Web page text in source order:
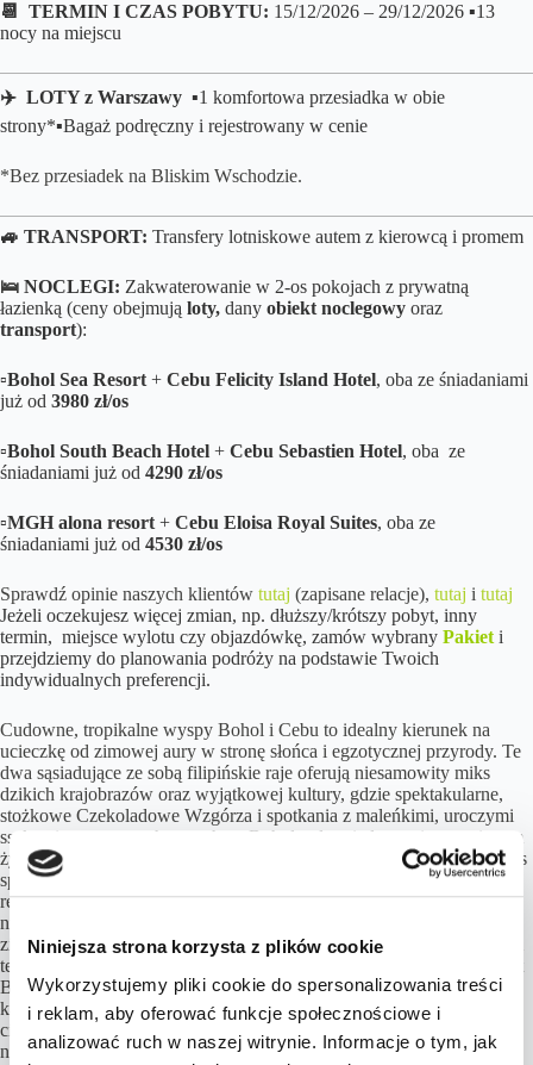
Niniejsza strona korzysta z plików cookie
Wykorzystujemy pliki cookie do spersonalizowania treści
i reklam, aby oferować funkcje społecznościowe i
analizować ruch w naszej witrynie. Informacje o tym, jak
📆 TERMIN I CZAS POBYTU: 15/12/2026 – 29/12/2026 ▪️13
nocy na miejscu
✈️ LOTY z Warszawy ▪️1 komfortowa przesiadka w obie
strony*▪️Bagaż podręczny i rejestrowany w cenie
*Bez przesiadek na Bliskim Wschodzie.
🚙 TRANSPORT: Transfery lotniskowe autem z kierowcą i promem
🛌 NOCLEGI: Zakwaterowanie w 2-os pokojach z prywatną
łazienką (ceny obejmują loty, dany obiekt noclegowy oraz
transport):
▫️Bohol Sea Resort + Cebu Felicity Island Hotel, oba ze śniadaniami
już od 3980 zł/os
▫️Bohol South Beach Hotel + Cebu Sebastien Hotel, oba ze
śniadaniami już od 4290 zł/os
▫️MGH alona resort + Cebu Eloisa Royal Suites, oba ze
śniadaniami już od 4530 zł/os
Sprawdź opinie naszych klientów tutaj (zapisane relacje), tutaj i tutaj
Jeżeli oczekujesz więcej zmian, np. dłuższy/krótszy pobyt, inny
termin, miejsce wylotu czy objazdówkę, zamów wybrany Pakiet i
przejdziemy do planowania podróży na podstawie Twoich
indywidualnych preferencji.
Cudowne, tropikalne wyspy Bohol i Cebu to idealny kierunek na
ucieczkę od zimowej aury w stronę słońca i egzotycznej przyrody. Te
dwa sąsiadujące ze sobą filipińskie raje oferują niesamowity miks
dzikich krajobrazów oraz wyjątkowej kultury, gdzie spektakularne,
stożkowe Czekoladowe Wzgórza i spotkania z maleńkimi, uroczymi
ssakami o ogromnych oczach na Boholu płynnie łączą się z tętniącym
życiem Cebu, słynącym z niesamowitych podwodnych przygód. Czas
spędzony w tym zakątku świata to doskonała okazja, aby połączyć
relaks na plaży z odkrywaniem unikalnych cudów natury,
nurkowaniem w bogatych rafach koralowych czy trekkingiem przez
zielone, tropikalne wnętrze wysp. Dodatkowym, wyjątkowym atutem
tej podróży jest możliwość spędzenia w tej egzotycznej scenerii Świąt
Bożego Narodzenia, które na Filipinach – będących najbardziej
katolickim krajem w Azji są obchodzone z niezwykłym rozmachem,
ciepłem i niepowtarzalną, radosną atmosferą, co stworzy
niezapomniane wspomnienia na całe życie. Z uwagi na pory lotów i